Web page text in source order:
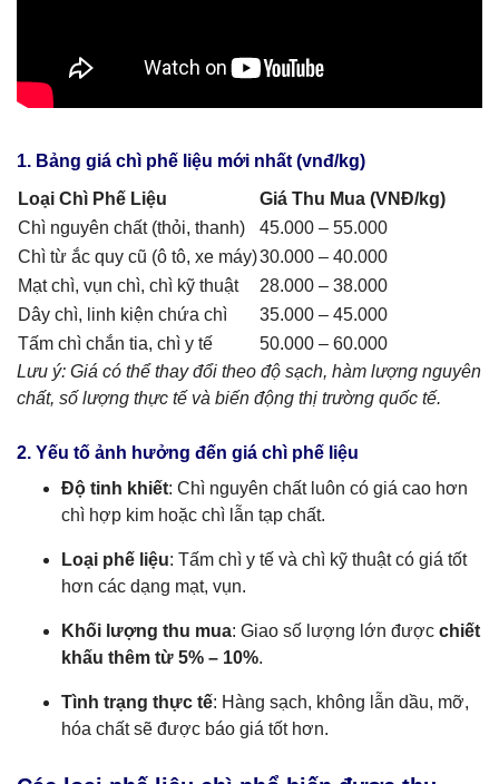
1. Bảng giá chì phế liệu mới nhất (vnđ/kg)
Loại Chì Phế Liệu
Giá Thu Mua (VNĐ/kg)
Chì nguyên chất (thỏi, thanh)
45.000 – 55.000
Chì từ ắc quy cũ (ô tô, xe máy)30.000 – 40.000
Mạt chì, vụn chì, chì kỹ thuật
28.000 – 38.000
Dây chì, linh kiện chứa chì
35.000 – 45.000
Tấm chì chắn tia, chì y tế
50.000 – 60.000
Lưu ý: Giá có thể thay đổi theo độ sạch, hàm lượng nguyên
chất, số lượng thực tế và biến động thị trường quốc tế.
2. Yếu tố ảnh hưởng đến giá chì phế liệu
Độ tinh khiết: Chì nguyên chất luôn có giá cao hơn
chì hợp kim hoặc chì lẫn tạp chất.
Loại phế liệu: Tấm chì y tế và chì kỹ thuật có giá tốt
hơn các dạng mạt, vụn.
Khối lượng thu mua: Giao số lượng lớn được chiết
khấu thêm từ 5% – 10%.
Tình trạng thực tế: Hàng sạch, không lẫn dầu, mỡ,
hóa chất sẽ được báo giá tốt hơn.